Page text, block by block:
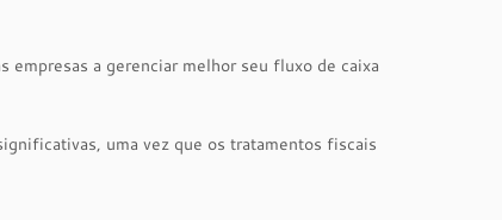
empresas a gerenciar melhor seu fluxo de caixa
uma vez que os tratamentos fiscais